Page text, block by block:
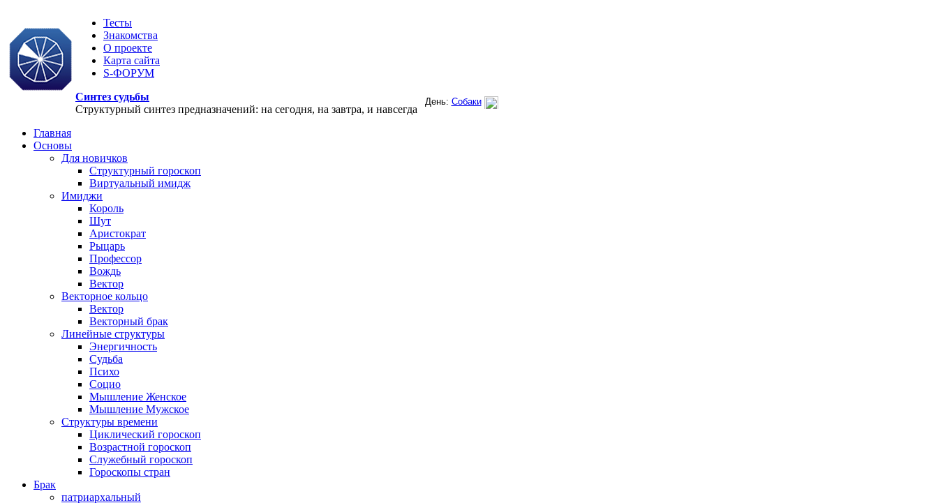
Тесты
Знакомства
О проекте
Карта сайта
S-ФОРУМ
Синтез судьбы
Структурный синтез предназначений: на сегодня, на завтра, и навсегда
Главная
Основы
Для новичков
Структурный гороскоп
Виртуальный имидж
Имиджи
Король
Шут
Аристократ
Рыцарь
Профессор
Вождь
Вектор
Векторное кольцо
Вектор
Векторный брак
Линейные структуры
Энергичность
Судьба
Психо
Социо
Мышление Женское
Мышление Мужское
Структуры времени
Циклический гороскоп
Возрастной гороскоп
Служебный гороскоп
Гороскопы стран
Брак
патриархальный